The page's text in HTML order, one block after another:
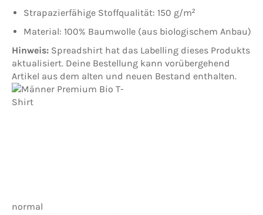
Strapazierfähige Stoffqualität: 150 g/m²
Material: 100% Baumwolle (aus biologischem Anbau)
Hinweis: Spreadshirt hat das Labelling dieses Produkts
aktualisiert. Deine Bestellung kann vorübergehend
Artikel aus dem alten und neuen Bestand enthalten.
normal